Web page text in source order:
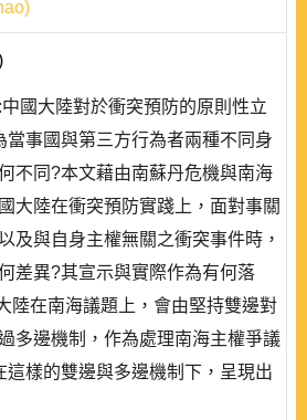
國大陸對於衝突預防的原則性立
當事國與第三方行為者兩種不同身
不同?本文藉由南蘇丹危機與南海
大陸在衝突預防實踐上，面對事關
及與自身主權無關之衝突事件時，
差異?其宣示與實際作為有何落
陸在南海議題上，會由堅持雙邊對
多邊機制，作為處理南海主權爭議
這樣的雙邊與多邊機制下，呈現出